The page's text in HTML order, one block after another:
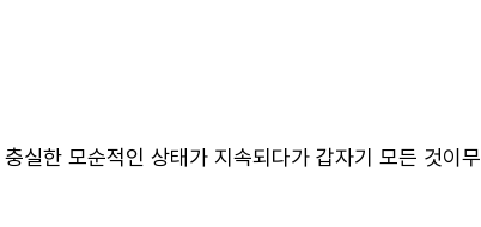
실한 모순적인 상태가 지속되다가 갑자기 모든 것이무